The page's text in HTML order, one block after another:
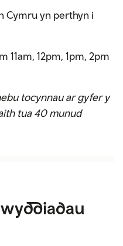
Cymru yn perthyn i
11am, 12pm, 1pm, 2pm
tocynnau ar gyfer y
tua 40 munud